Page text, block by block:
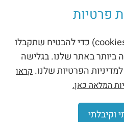
פרטיות
אנו משתמשים בעוגיות (cookies) כדי להבטיח שתקבלו
ביותר באתר שלנו. בגלישה
הפרטיות שלנו. קראו
המלאה כאן.
וקיבלתי
כפר קאסם